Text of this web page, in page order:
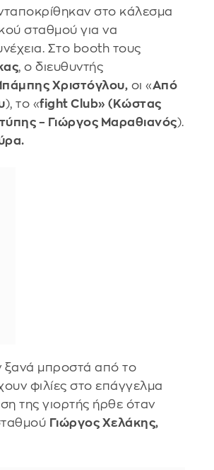
στο κάλεσμα
σταθμού για να
Στο booth τους
, ο διευθυντής
Χριστόγλου, οι «Από
), το «fight Club» (Κώστας
– Γιώργος Μαραθιανός).
ξανά μπροστά από το
φιλίες στο επάγγελμα
της γιορτής ήρθε όταν
Γιώργος Χελάκης,